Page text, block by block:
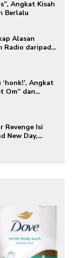
Angkat Kisah
Berlalu
Alasan
Radio daripada
Angkat
Om” dan
Revenge Isi
New Day,